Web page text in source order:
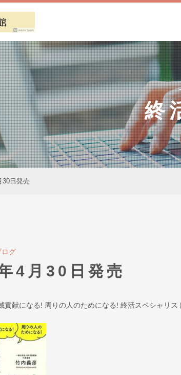
終
30日発売
ログ
4月30日発売
貢献になる! 周りの人のためになる! 終活スペシャリス